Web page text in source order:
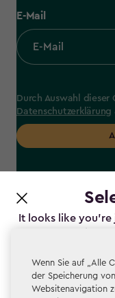
It looks like
E-Mail
Durch Auswahl
Datenschutzerklärung
Wenn Sie auf „Alle
der Speicherung
Websitenavigation